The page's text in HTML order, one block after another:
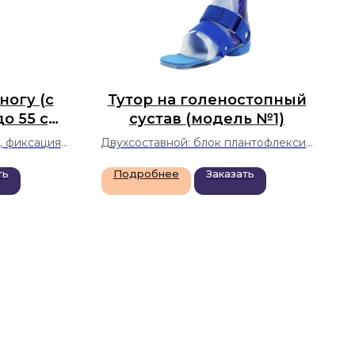
(с
55 см
фиксация
Тутор на голеностопный
сустав (модель №1)
Двухсоставной: блок плантофлексии
элемент из мягкого пластика
Подробнее Заказать